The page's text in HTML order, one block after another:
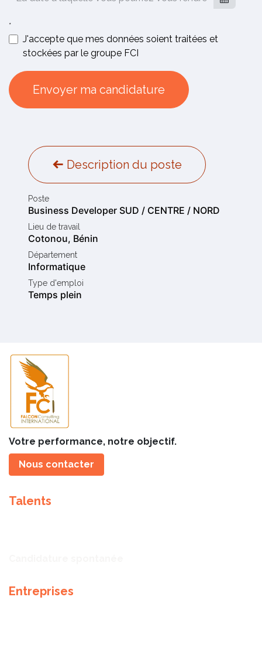
*
J'accepte que mes données soient traitées et
stockées par le groupe FCI
Envoyer ma candidature
Description du poste
Poste
Business Developer SUD / CENTRE / NORD
Lieu de travail
Cotonou, Bénin
Département
Informatique
Type d'emploi
Temps plein
Votre performance, notre objectif.
Nous contacter
Talents
Entreprises